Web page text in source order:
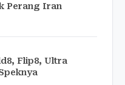
Perang Iran
Flip8, Ultra